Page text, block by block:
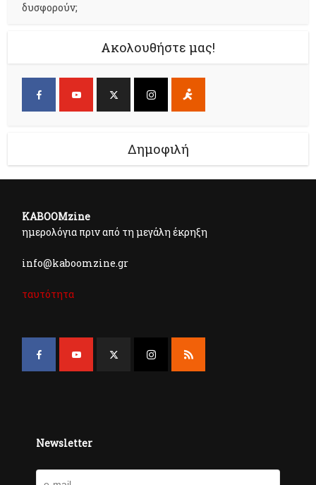
δυσφορούν;
Ακολουθήστε μας!
Δημοφιλή
KABOOMzine
ημερολόγια πριν από τη μεγάλη έκρηξη
info@kaboomzine.gr
ταυτότητα
Newsletter